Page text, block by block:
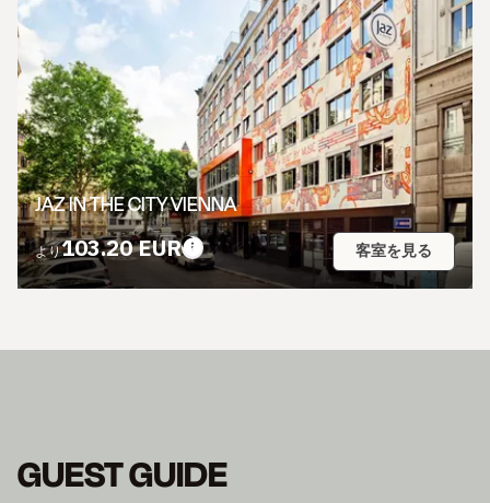
JAZ IN THE CITY VIENNA
より103.20 EUR 客室を見る
GUEST GUIDE